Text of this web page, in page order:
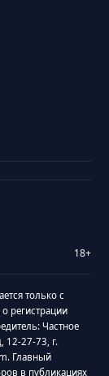
18+
только с
регистрации
Частное
12-27-73, г.
Главный
в публикациях